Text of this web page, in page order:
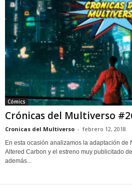
Cómics
Crónicas del Multiverso
Cronicas del Multiverso - febrero 12, 2018
En esta ocasión analizamos la adaptación de
Altered Carbon y el estreno muy publicitado
además...